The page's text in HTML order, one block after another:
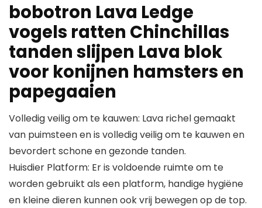
bobotron Lava Ledge
vogels ratten Chinchillas
tanden slijpen Lava blok
voor konijnen hamsters en
papegaaien
Volledig veilig om te kauwen: Lava richel gemaakt
van puimsteen en is volledig veilig om te kauwen en
bevordert schone en gezonde tanden.
Huisdier Platform: Er is voldoende ruimte om te
worden gebruikt als een platform, handige hygiëne
en kleine dieren kunnen ook vrij bewegen op de top.